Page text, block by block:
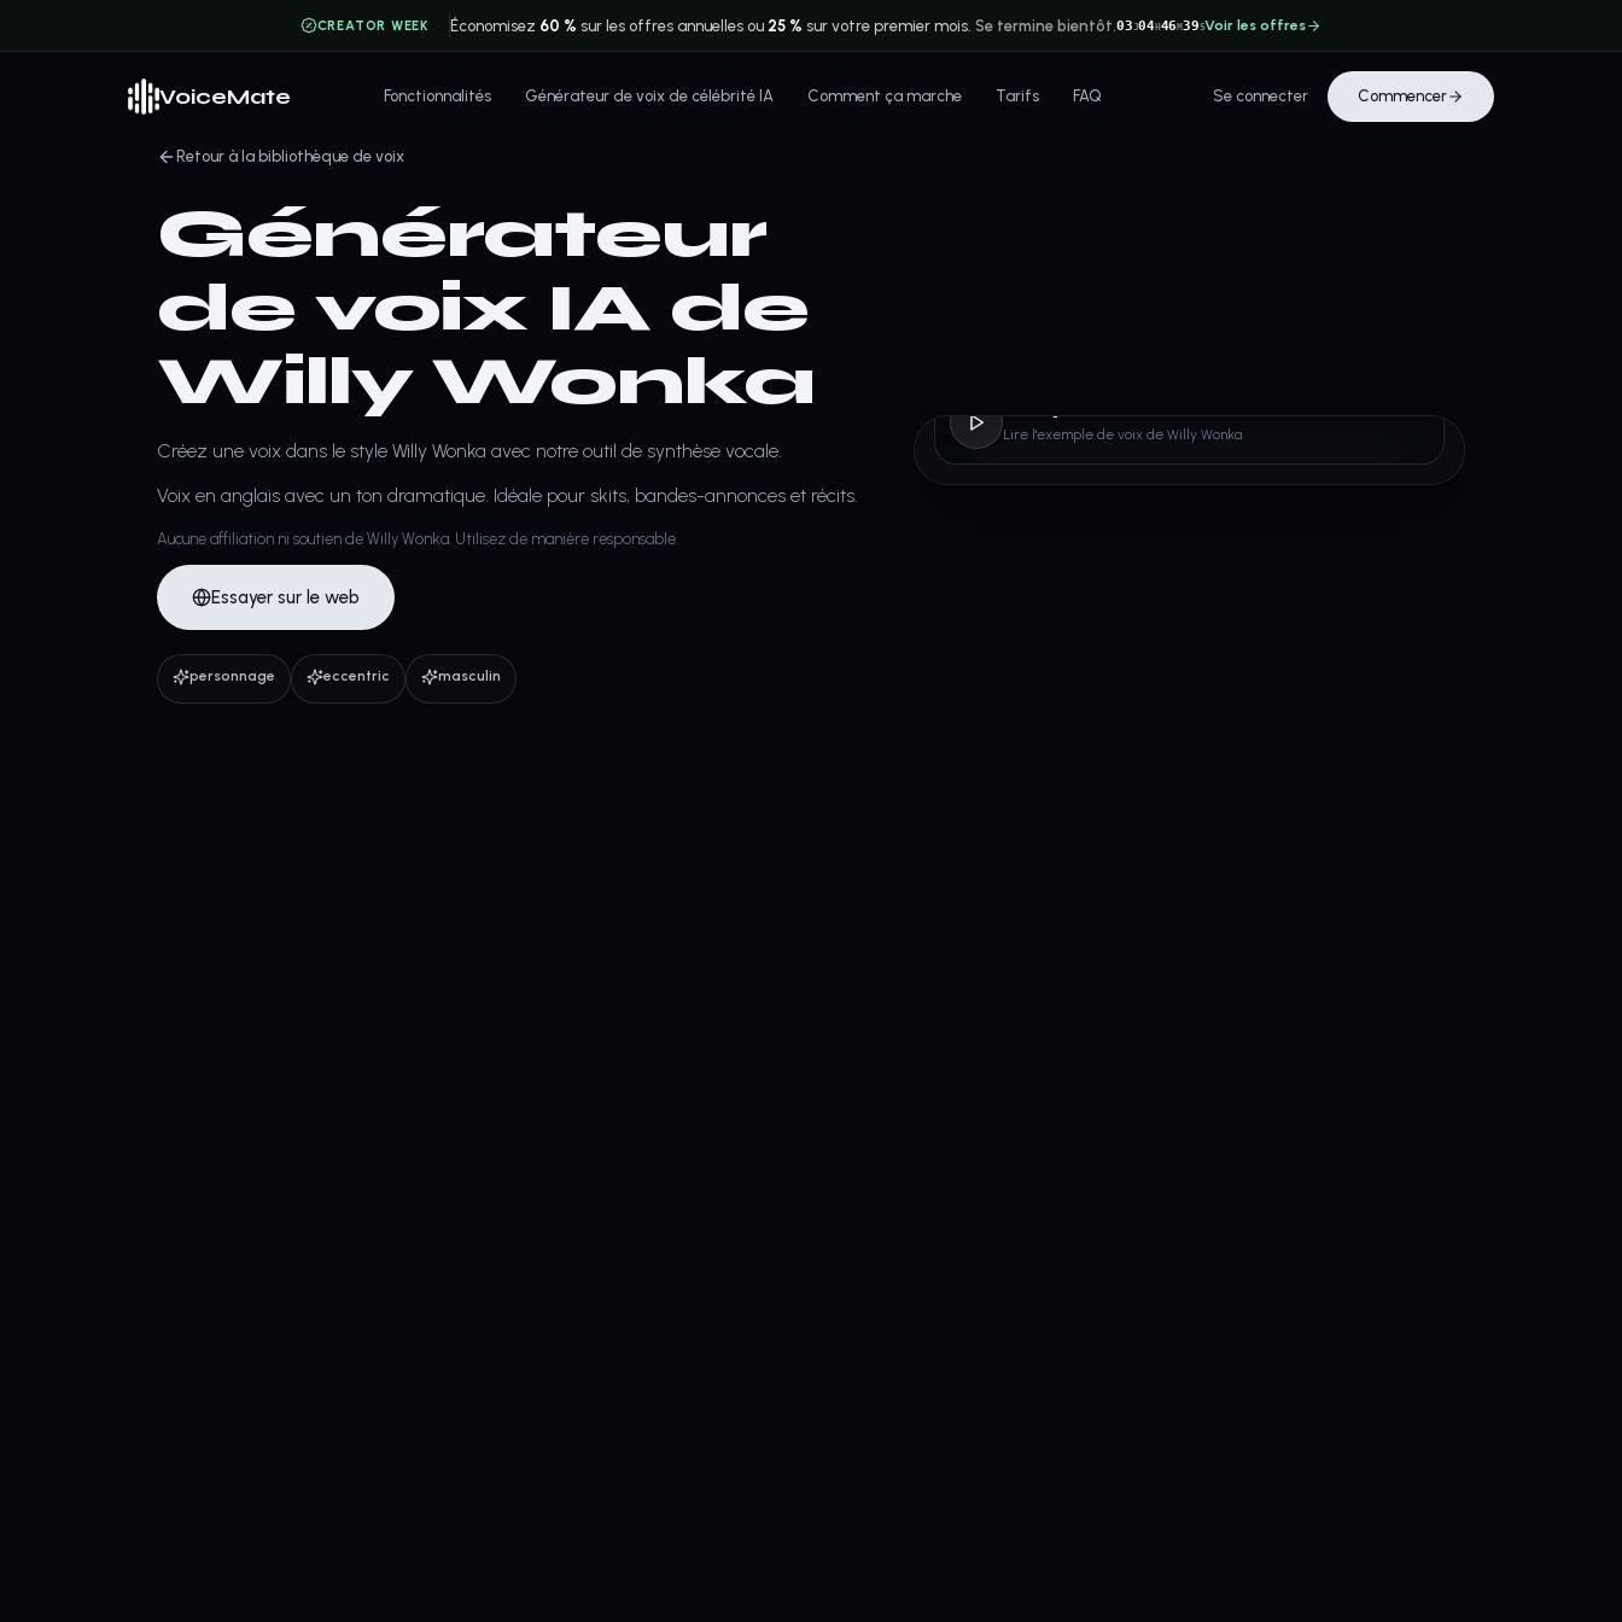
CREATOR WEEK Économisez 60 % sur les offres annuelles ou 25 % sur votre premier mois. Se termine bientôt.03 J04H46M39SVoir les offres
VoiceMate Fonctionnalités Générateur de voix de célébrité IA Comment ça marche Tarifs FAQ Se connecter Commencer
Retour à la bibliothèque de voix
Générateur
de voix IA de
Willy Wonka
Créez une voix dans le style Willy Wonka avec notre outil de synthèse vocale.
Voix en anglais avec un ton dramatique. Idéale pour skits, bandes-annonces et récits.
Aucune affiliation ni soutien de Willy Wonka. Utilisez de manière responsable.
Essayer sur le web
personnage eccentric masculin
Lire l'exemple de voix de Willy Wonka